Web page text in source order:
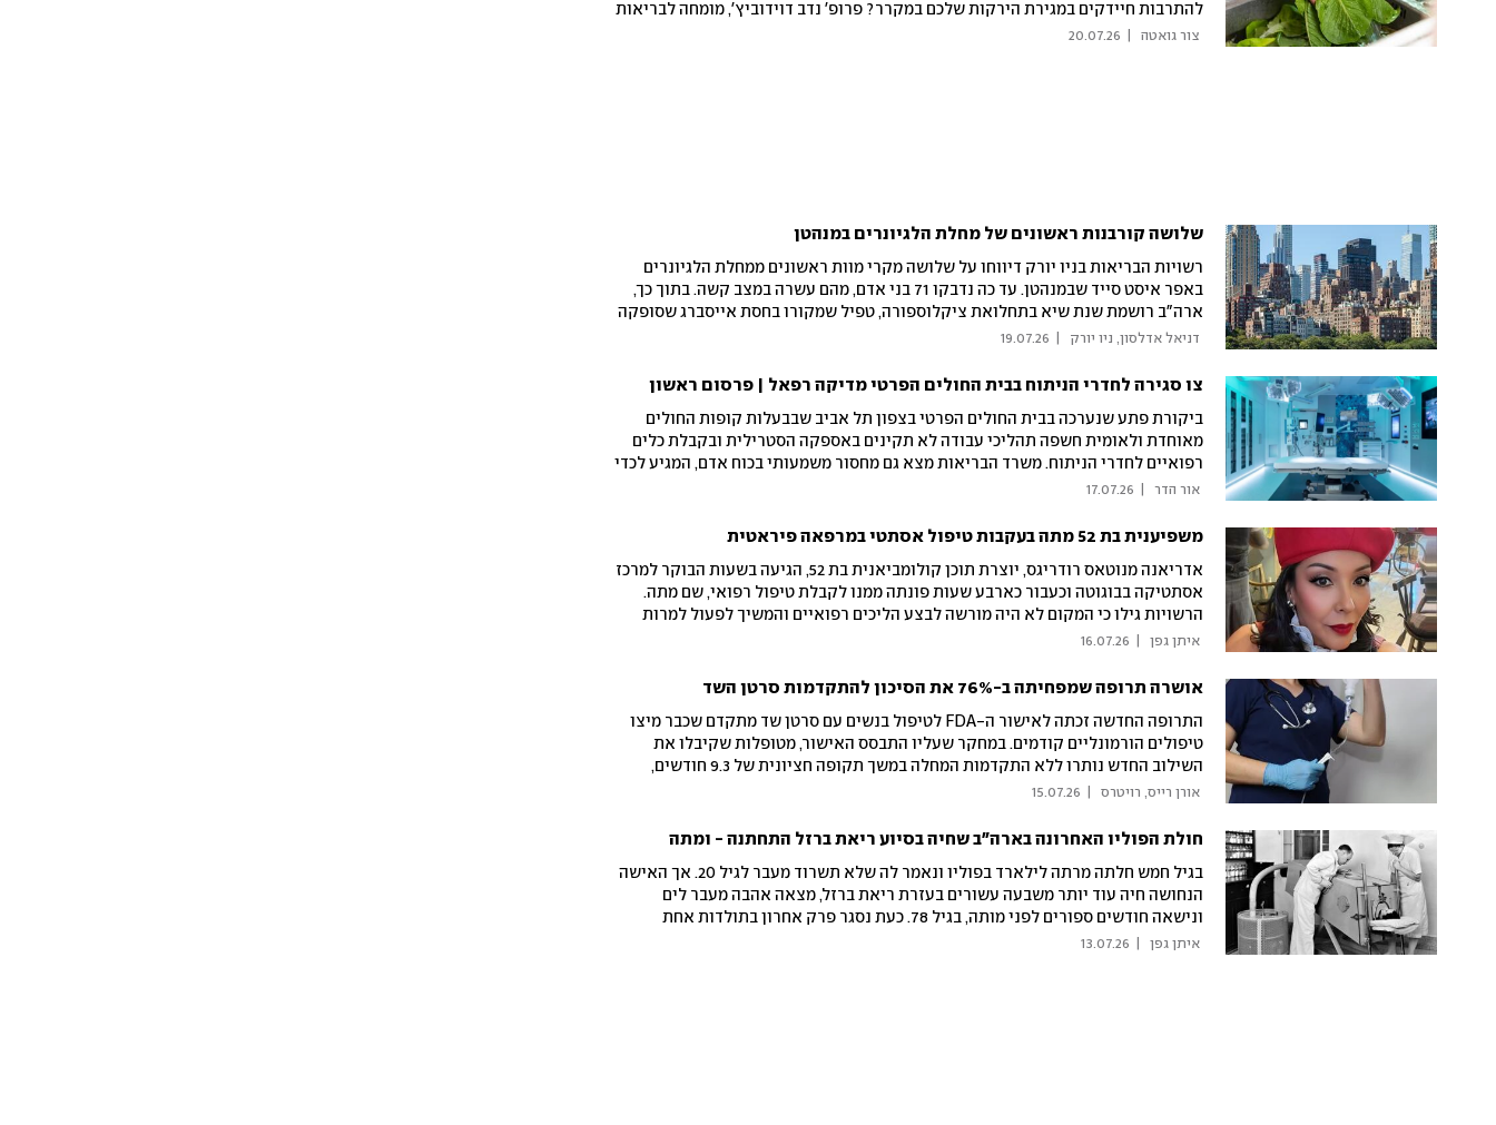
להתרבות חיידקים במגירת הירקות שלכם במקרר? פרופ' נדב דוידוביץ', מומחה לבריאות
הציבור במרכז טאוב, וד"ר סיגל פרישמן, הדיאטנית הארצית של בתי החולים של כללית,
צור גואטה 20.07.26
שלושה קורבנות ראשונים של מחלת הלגיונרים במנהטן
רשויות הבריאות בניו יורק דיווחו על שלושה מקרי מוות ראשונים ממחלת הלגיונרים
באפר איסט סייד שבמנהטן. עד כה נדבקו 71 בני אדם, מהם עשרה במצב קשה. בתוך כך,
ארה"ב רושמת שנת שיא בתחלואת ציקלוספורה, טפיל שמקורו בחסת אייסברג שסופקה
לרשת "טאקו בל"
דניאל אדלסון, ניו יורק 19.07.26
צו סגירה לחדרי הניתוח בבית החולים הפרטי מדיקה רפאל | פרסום ראשון
ביקורת פתע שנערכה בבית החולים הפרטי בצפון תל אביב שבבעלות קופות החולים
מאוחדת ולאומית חשפה תהליכי עבודה לא תקינים באספקה הסטרילית ובקבלת כלים
רפואיים לחדרי הניתוח. משרד הבריאות מצא גם מחסור משמעותי בכוח אדם, המגיע לכדי
סיכון למטופלים. בית החולים: "בטיחות המטופלים בראש סדר העדיפויות"
אור הדר 17.07.26
משפיענית בת 52 מתה בעקבות טיפול אסתטי במרפאה פיראטית
אדריאנה מנוטאס רודריגס, יוצרת תוכן קולומביאנית בת 52, הגיעה בשעות הבוקר למרכז
אסתטיקה בבוגוטה וכעבור כארבע שעות פונתה ממנו לקבלת טיפול רפואי, שם מתה.
הרשויות גילו כי המקום לא היה מורשה לבצע הליכים רפואיים והמשיך לפעול למרות
מגבלות קודמות. כעת נבדקים נסיבות הטיפול, מועד ההליך והאחריות למותה
איתן גפן 16.07.26
אושרה תרופה שמפחיתה ב-76% את הסיכון להתקדמות סרטן השד
התרופה החדשה זכתה לאישור ה-FDA לטיפול בנשים עם סרטן שד מתקדם שכבר מיצו
טיפולים הורמונליים קודמים. במחקר שעליו התבסס האישור, מטופלות שקיבלו את
השילוב החדש נותרו ללא התקדמות המחלה במשך תקופה חציונית של 9.3 חודשים,
לעומת חודשיים בלבד בקבוצת הביקורת. פרופ' רינת ירושלמי ממרכז דוידוף בבילינסון:
אורן רייס, רויטרס 15.07.26
חולת הפוליו האחרונה בארה"ב שחיה בסיוע ריאת ברזל התחתנה - ומתה
בגיל חמש חלתה מרתה לילארד בפוליו ונאמר לה שלא תשרוד מעבר לגיל 20. אך האישה
הנחושה חיה עוד יותר משבעה עשורים בעזרת ריאת ברזל, מצאה אהבה מעבר לים
ונישאה חודשים ספורים לפני מותה, בגיל 78. כעת נסגר פרק אחרון בתולדות אחת
המחלות המפחידות של המאה ה-20
איתן גפן 13.07.26